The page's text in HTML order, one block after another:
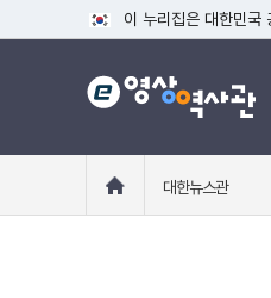
이 누리집은 대한민국
공식 누리집 주소 확인
go.kr 주소를 사용하
로
대한뉴스관